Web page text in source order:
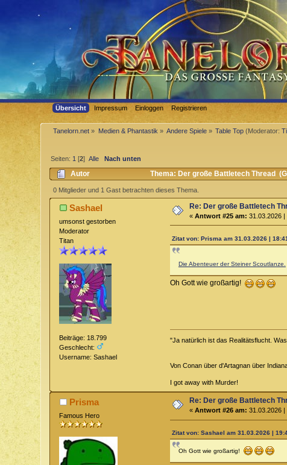
Übersicht Impressum Einloggen Registrieren
Tanelorn.net » Medien & Phantastik » Andere Spiele » Table Top (Moderator:
Seiten: 1 [2]Alle Nach unten
Autor Thema: Der große Battletech Thread
0 Mitglieder und 1 Gast betrachten dieses Thema.
Sashael
umsonst gestorben
Moderator
Titan
Beiträge: 18.799
Geschlecht:
Username: Sashael
Re: Der große Battletech
«Antwort #25 am: 31.03.2026 |
Zitat von: Prisma am 31.03.2026 | 18:41
Die Abenteuer der Steiner Scoutlanze.
Oh Gott wie großartig!
"Ja natürlich ist das Realitätsflucht.
Von Conan über d'Artagnan über
I got away with Murder!
Prisma
Famous Hero
Re: Der große Battletech
«Antwort #26 am: 31.03.2026 |
Zitat von: Sashael am 31.03.2026 |
Oh Gott wie großartig!